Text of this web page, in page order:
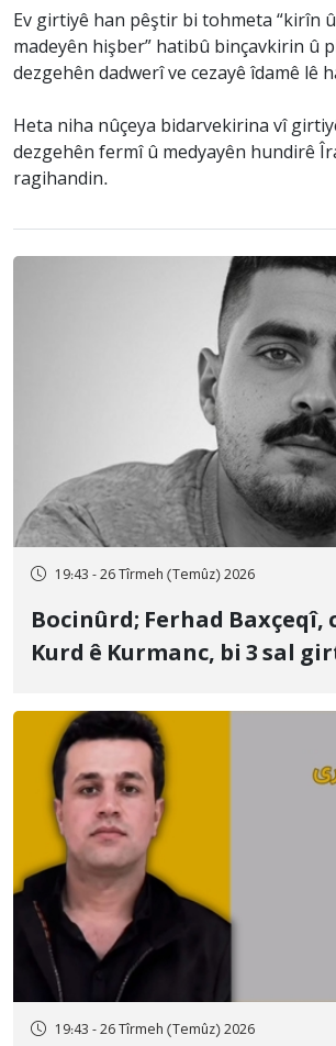
Ev girtiyê han pêştir bi tohmeta “kirîn
madeyên hişber” hatibû binçavkirin û
dezgehên dadwerî ve cezayê îdamê lê
Heta niha nûçeya bidarvekirina vî
dezgehên fermî û medyayên hundirê
ragihandin.
19:43 - 26 Tîrmeh (Temûz) 2026
Bocinûrd; Ferhad Baxçeqî,
Kurd ê Kurmanc, bi 3 sal
19:43 - 26 Tîrmeh (Temûz) 2026